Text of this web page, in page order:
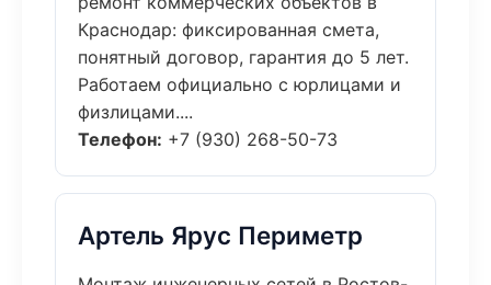
Краснодар: фиксированная смета,
понятный договор, гарантия до 5 лет.
Работаем официально с юрлицами и
физлицами....
Телефон: +7 (930) 268-50-73
Артель Ярус Периметр